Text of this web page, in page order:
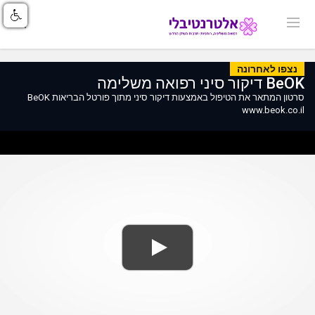
נצפו לאחרונה
BeOK דיקור סיני רפואה משלימה
סרטון המתאר את הטיפול באמצעות דיקור סיני מתוך פורטל הבריאות BeOK
www.beok.co.il